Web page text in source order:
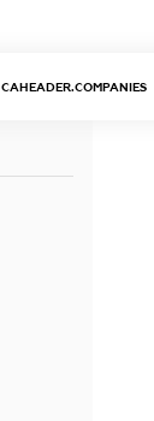
CAHEADER.COMPANIES